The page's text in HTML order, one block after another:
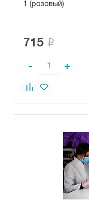
1 (розовый)
715
- +